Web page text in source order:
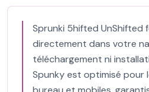
Sprunki 5hifted UnShifted
directement dans votre
téléchargement ni
Spunky est optimisé pour